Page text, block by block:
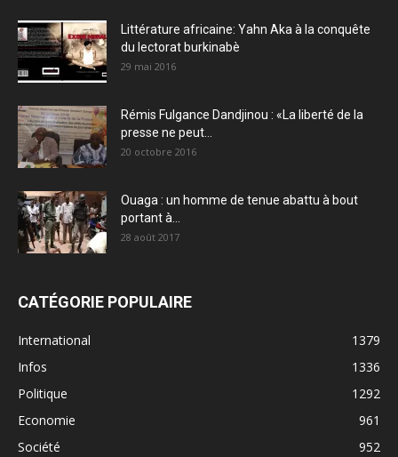
Littérature africaine: Yahn Aka à la conquête
du lectorat burkinabè
29 mai 2016
Rémis Fulgance Dandjinou : «La liberté de la
presse ne peut...
20 octobre 2016
Ouaga : un homme de tenue abattu à bout
portant à...
28 août 2017
CATÉGORIE POPULAIRE
International
1379
Infos
1336
Politique
1292
Economie
961
Société
952